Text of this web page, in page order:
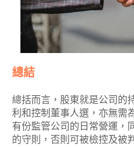
總結
總括而言，股東就是公司的
利和控制董事人選，亦無需
有份監管公司的日常營運，
的守則，否則可被檢控及被